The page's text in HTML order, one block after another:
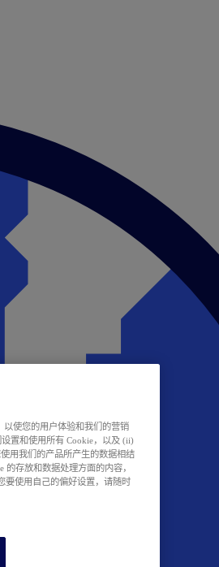
以使您的用户体验和我们的营销
置和使用所有 Cookie，以及 (ii)
用我们的产品所产生的数据相结
的存放和数据处理方面的内容，
要使用自己的偏好设置，请随时